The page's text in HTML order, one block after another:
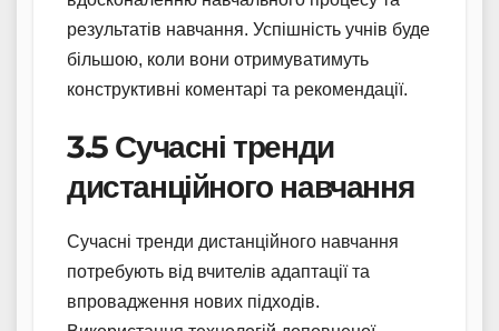
результатів навчання. Успішність учнів буде
більшою, коли вони отримуватимуть
конструктивні коментарі та рекомендації.
3.5 Сучасні тренди
дистанційного навчання
Сучасні тренди дистанційного навчання
потребують від вчителів адаптації та
впровадження нових підходів.